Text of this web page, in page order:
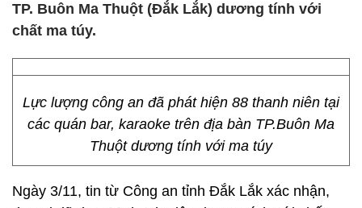
TP. Buôn Ma Thuột (Đắk Lắk) dương tính với
chất ma túy.
Lực lượng công an đã phát hiện 88 thanh niên tại
các quán bar, karaoke trên địa bàn TP.Buôn Ma
Thuột dương tính với ma túy
Ngày 3/11, tin từ Công an tỉnh Đắk Lắk xác nhận,